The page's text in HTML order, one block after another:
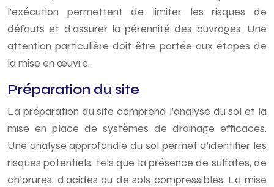
l’exécution permettent de limiter les risques de
défauts et d’assurer la pérennité des ouvrages. Une
attention particulière doit être portée aux étapes de
la mise en œuvre.
Préparation du site
La préparation du site comprend l’analyse du sol et la
mise en place de systèmes de drainage efficaces.
Une analyse approfondie du sol permet d’identifier les
risques potentiels, tels que la présence de sulfates, de
chlorures, d’acides ou de sols compressibles. La mise